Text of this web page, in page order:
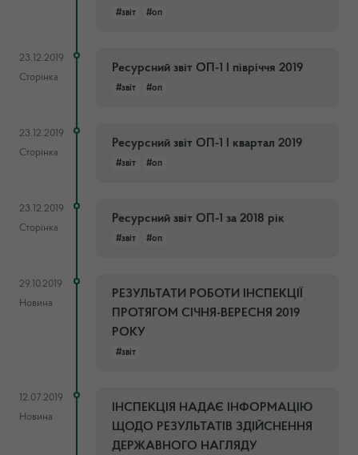
#звіт #оп
23.12.2019
Сторінка
Ресурсний звіт ОП-1 І півріччя 2019
#звіт #оп
23.12.2019
Сторінка
Ресурсний звіт ОП-1 І квартал 2019
#звіт #оп
23.12.2019
Сторінка
Ресурсний звіт ОП-1 за 2018 рік
#звіт #оп
29.10.2019
Новина
РЕЗУЛЬТАТИ РОБОТИ ІНСПЕКЦІЇ
ПРОТЯГОМ СІЧНЯ-ВЕРЕСНЯ 2019
РОКУ
#звіт
12.07.2019
Новина
ІНСПЕКЦІЯ НАДАЄ ІНФОРМАЦІЮ
ЩОДО РЕЗУЛЬТАТІВ ЗДІЙСНЕННЯ
ДЕРЖАВНОГО НАГЛЯДУ